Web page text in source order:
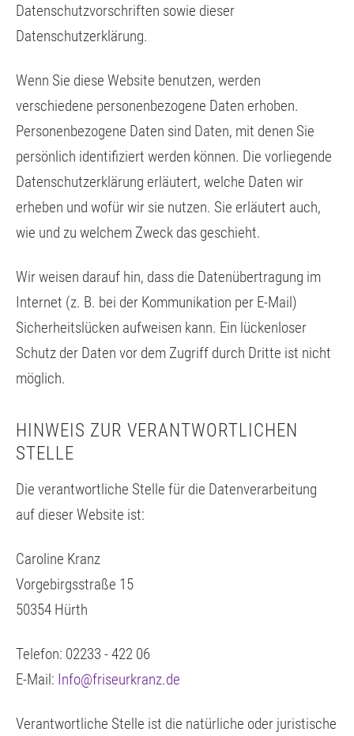
Datenschutzvorschriften sowie dieser
Datenschutzerklärung.
Wenn Sie diese Website benutzen, werden
verschiedene personenbezogene Daten erhoben.
Personenbezogene Daten sind Daten, mit denen Sie
persönlich identifiziert werden können. Die vorliegende
Datenschutzerklärung erläutert, welche Daten wir
erheben und wofür wir sie nutzen. Sie erläutert auch,
wie und zu welchem Zweck das geschieht.
Wir weisen darauf hin, dass die Datenübertragung im
Internet (z. B. bei der Kommunikation per E-Mail)
Sicherheitslücken aufweisen kann. Ein lückenloser
Schutz der Daten vor dem Zugriff durch Dritte ist nicht
möglich.
HINWEIS ZUR VERANTWORTLICHEN
STELLE
Die verantwortliche Stelle für die Datenverarbeitung
auf dieser Website ist:
Caroline Kranz
Vorgebirgsstraße 15
50354 Hürth
Telefon: 02233 - 422 06
E-Mail: Info@friseurkranz.de
Verantwortliche Stelle ist die natürliche oder juristische